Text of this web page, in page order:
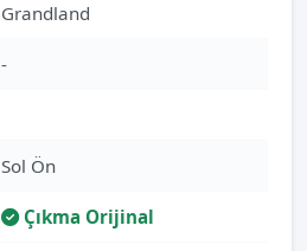
Grandland
-
Sol Ön
Çıkma Orijinal